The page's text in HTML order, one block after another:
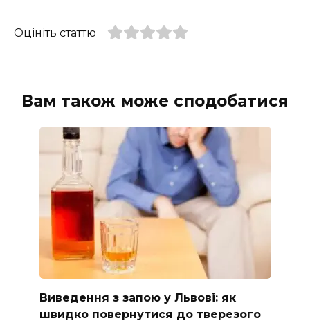
Оцініть статтю
Вам також може сподобатися
Виведення з запою у Львові: як
швидко повернутися до тверезого